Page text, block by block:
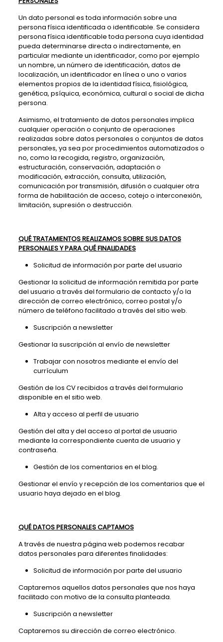
Un dato personal es toda información sobre una
persona física identificada o identificable. Se considera
persona física identificable toda persona cuya identidad
pueda determinarse directa o indirectamente, en
particular mediante un identificador, como por ejemplo
un nombre, un número de identificación, datos de
localización, un identificador en línea o uno o varios
elementos propios de la identidad física, fisiológica,
genética, psíquica, económica, cultural o social de dicha
persona.
Asimismo, el tratamiento de datos personales implica
cualquier operación o conjunto de operaciones
realizadas sobre datos personales o conjuntos de datos
personales, ya sea por procedimientos automatizados o
no, como la recogida, registro, organización,
estructuración, conservación, adaptación o
modificación, extracción, consulta, utilización,
comunicación por transmisión, difusión o cualquier otra
forma de habilitación de acceso, cotejo o interconexión,
limitación, supresión o destrucción.
QUÉ TRATAMIENTOS REALIZAMOS SOBRE SUS DATOS
PERSONALES Y PARA QUÉ FINALIDADES
Solicitud de información por parte del usuario
Gestionar la solicitud de información remitida por parte
del usuario a través del formulario de contacto y/o la
dirección de correo electrónico, correo postal y/o
número de teléfono facilitado a través del sitio web.
Suscripción a newsletter
Gestionar la suscripción al envío de newsletter
Trabajar con nosotros mediante el envío del
currículum
Gestión de los CV recibidos a través del formulario
disponible en el sitio web.
Alta y acceso al perfil de usuario
Gestión del alta y del acceso al portal de usuario
mediante la correspondiente cuenta de usuario y
contraseña.
Gestión de los comentarios en el blog.
Gestionar el envío y recepción de los comentarios que el
usuario haya dejado en el blog.
QUÉ DATOS PERSONALES CAPTAMOS
A través de nuestra página web podemos recabar
datos personales para diferentes finalidades:
Solicitud de información por parte del usuario
Captaremos aquellos datos personales que nos haya
facilitado con motivo de la consulta planteada.
Suscripción a newsletter
Captaremos su dirección de correo electrónico.